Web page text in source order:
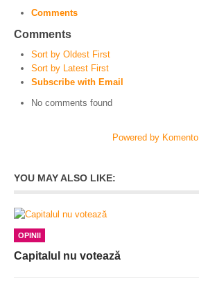
Comments
Comments
Sort by Oldest First
Sort by Latest First
Subscribe with Email
No comments found
Powered by Komento
YOU MAY ALSO LIKE:
OPINII
Capitalul nu votează